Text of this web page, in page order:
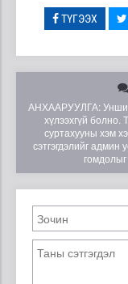
ТҮГЭЭХ
АНХААРУУЛГА:
хүлээхгүй болно.
суртахууны хэм
сэтгэгдэлийг админ
гомдолыг